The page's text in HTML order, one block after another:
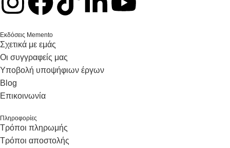
Εκδόσεις Memento
Σχετικά με εμάς
Οι συγγραφείς μας
Υποβολή υποψήφιων έργων
Blog
Επικοινωνία
Πληροφορίες
Τρόποι πληρωμής
Τρόποι αποστολής